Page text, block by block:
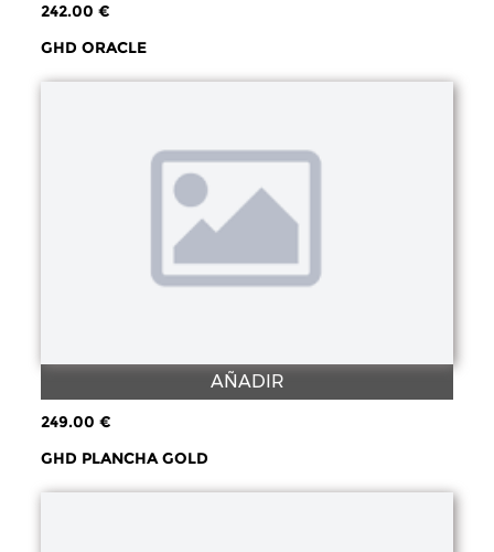
242.00 €
GHD ORACLE
AÑADIR
249.00 €
GHD PLANCHA GOLD